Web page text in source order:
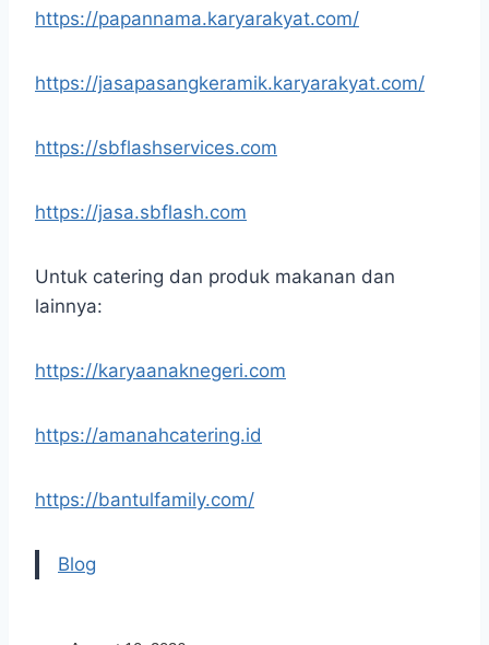
https://papannama.karyarakyat.com/
https://jasapasangkeramik.karyarakyat.com/
https://sbflashservices.com
https://jasa.sbflash.com
Untuk catering dan produk makanan dan
lainnya:
https://karyaanaknegeri.com
https://amanahcatering.id
https://bantulfamily.com/
Blog